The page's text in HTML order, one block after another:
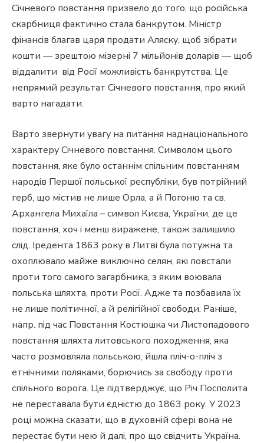
Січневого повстання призвело до того, що російська
скарбниця фактично стала банкрутом. Міністр
фінансів благав царя продати Аляску, щоб зібрати
кошти — зрештою мізерні 7 мільйонів доларів — щоб
віддалити від Росії можливість банкрутства. Це
непрямий результат Січневого повстання, про який
варто нагадати.
Варто звернути увагу на питання наднаціонального
характеру Січневого повстання. Символом цього
повстання, яке було останнім спільним повстанням
народів Першої польської республіки, був потрійний
герб, що містив не лише Орла, а й Погоню та св.
Архангела Михаїла – символ Києва, України, де це
повстання, хоч і менш виражене, також залишило
слід. Іредента 1863 року в Литві була потужна та
охоплювало майже виключно селян, які повстали
проти того самого загарбника, з яким воювала
польська шляхта, проти Росії. Адже та позбавила їх
не лише політичної, а й релігійної свободи. Раніше,
напр. під час Повстання Костюшка чи Листопадового
повстання шляхта литовського походження, яка
часто розмовляла польською, йшла пліч-о-пліч з
етнічними поляками, борючись за свободу проти
спільного ворога. Це підтверджує, що Річ Посполита
не переставала бути єдністю до 1863 року. У 2023
році можна сказати, що в духовній сфері вона не
перестає бути нею й далі, про що свідчить Україна.